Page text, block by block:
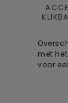
met
voor